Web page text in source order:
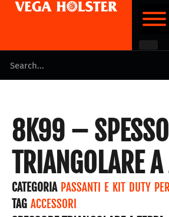
8K99 –
TRIANGOLARE
CATEGORIA PASSANTI E KIT DUTY
TAG ACCESSORI